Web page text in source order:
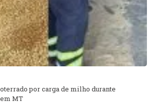
por carga de milho durante
MT